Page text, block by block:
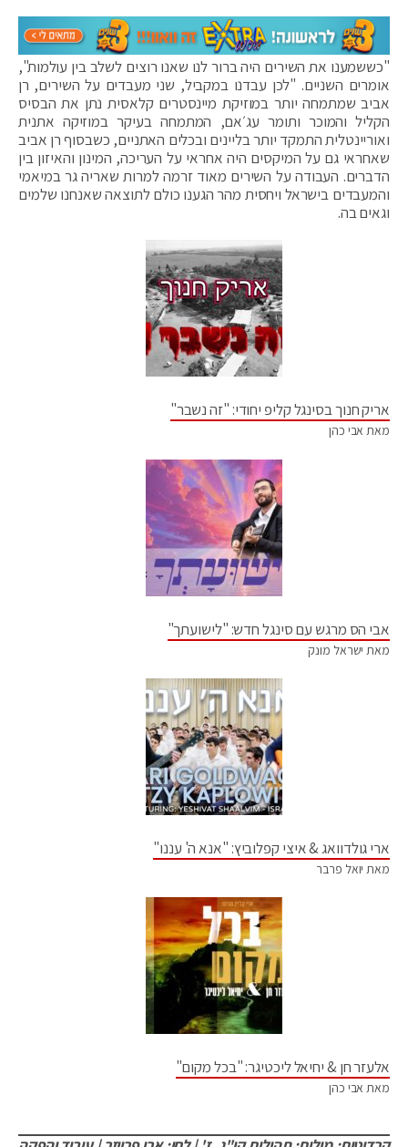
"כששמענו את השירים היה ברור לנו שאנו רוצים לשלב בין עולמות",
אומרים השניים. "לכן עבדנו במקביל, שני מעבדים על השירים, רן
אביב שמתמחה יותר במוזיקת מיינסטרים קלאסית נתן את הבסיס
הקליל והמוכר ותומר עג׳אם, המתמחה בעיקר במוזיקה אתנית
ואוריינטלית התמקד יותר בליינים ובכלים האתניים, כשבסוף רן אביב
שאחראי גם על המיקסים היה אחראי על העריכה, המינון והאיזון בין
הדברים. העבודה על השירים מאוד זרמה למרות שאריה גר במיאמי
והמעבדים בישראל ויחסית מהר הגענו כולם לתוצאה שאנחנו שלמים
וגאים בה.
אריק חנוך בסינגל קליפ יחודי: "זה נשבר"
מאת אבי כהן
אבי הס מרגש עם סינגל חדש: "לישועתך"
מאת ישראל מונק
ארי גולדוואג & איצי קפלוביץ: "אנא ה' עננו"
מאת יואל פרבר
אלעזר חן & יחיאל ליכטיגר: "בכל מקום"
מאת אבי כהן